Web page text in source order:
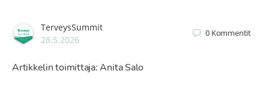
TerveysSummit
28.5.2026
0 Kommentit
Artikkelin toimittaja: Anita Salo